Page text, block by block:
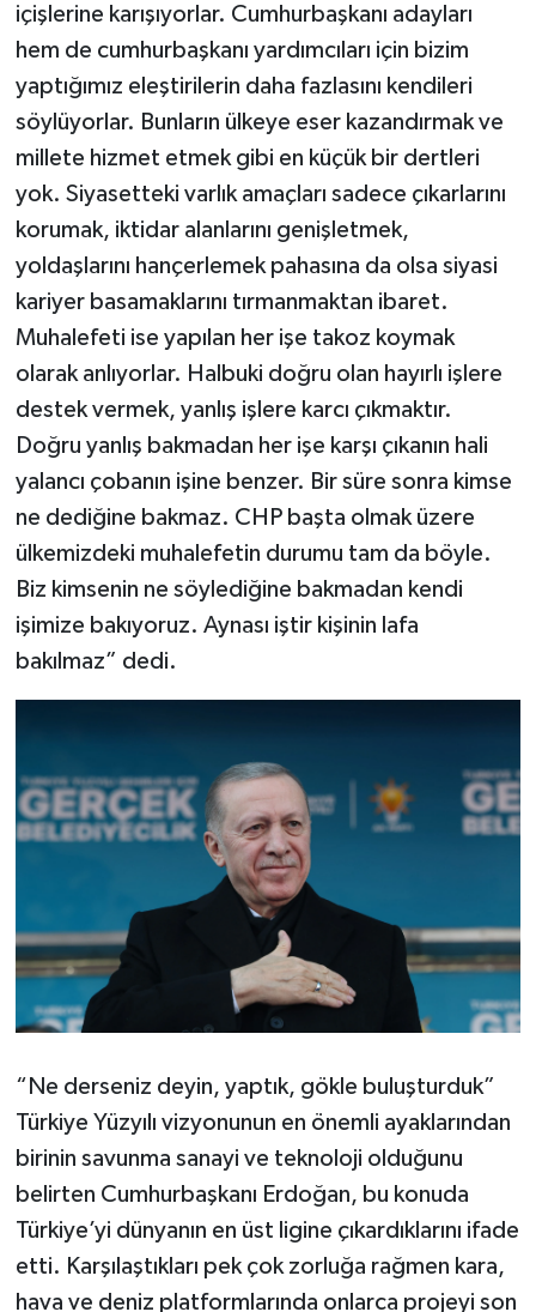
içişlerine karışıyorlar. Cumhurbaşkanı adayları
hem de cumhurbaşkanı yardımcıları için bizim
yaptığımız eleştirilerin daha fazlasını kendileri
söylüyorlar. Bunların ülkeye eser kazandırmak ve
millete hizmet etmek gibi en küçük bir dertleri
yok. Siyasetteki varlık amaçları sadece çıkarlarını
korumak, iktidar alanlarını genişletmek,
yoldaşlarını hançerlemek pahasına da olsa siyasi
kariyer basamaklarını tırmanmaktan ibaret.
Muhalefeti ise yapılan her işe takoz koymak
olarak anlıyorlar. Halbuki doğru olan hayırlı işlere
destek vermek, yanlış işlere karcı çıkmaktır.
Doğru yanlış bakmadan her işe karşı çıkanın hali
yalancı çobanın işine benzer. Bir süre sonra kimse
ne dediğine bakmaz. CHP başta olmak üzere
ülkemizdeki muhalefetin durumu tam da böyle.
Biz kimsenin ne söylediğine bakmadan kendi
işimize bakıyoruz. Aynası iştir kişinin lafa
bakılmaz” dedi.
“Ne derseniz deyin, yaptık, gökle buluşturduk”
Türkiye Yüzyılı vizyonunun en önemli ayaklarından
birinin savunma sanayi ve teknoloji olduğunu
belirten Cumhurbaşkanı Erdoğan, bu konuda
Türkiye’yi dünyanın en üst ligine çıkardıklarını ifade
etti. Karşılaştıkları pek çok zorluğa rağmen kara,
hava ve deniz platformlarında onlarca projeyi son